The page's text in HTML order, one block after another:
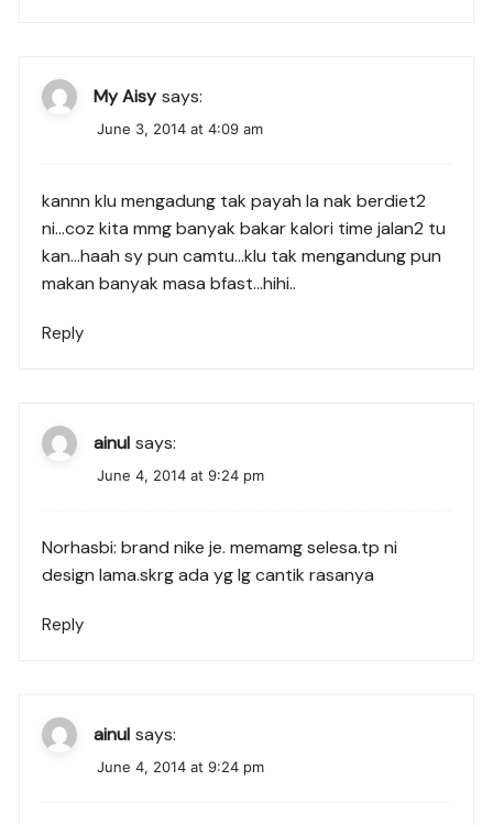
My Aisy says:
June 3, 2014 at 4:09 am
kannn klu mengadung tak payah la nak berdiet2
ni…coz kita mmg banyak bakar kalori time jalan2 tu
kan…haah sy pun camtu…klu tak mengandung pun
makan banyak masa bfast…hihi..
Reply
ainul says:
June 4, 2014 at 9:24 pm
Norhasbi: brand nike je. memamg selesa.tp ni
design lama.skrg ada yg lg cantik rasanya
Reply
ainul says:
June 4, 2014 at 9:24 pm